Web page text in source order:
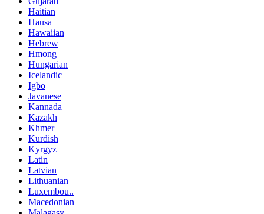
Haitian
Hausa
Hawaiian
Hebrew
Hmong
Hungarian
Icelandic
Igbo
Javanese
Kannada
Kazakh
Khmer
Kurdish
Kyrgyz
Latin
Latvian
Lithuanian
Luxembou..
Macedonian